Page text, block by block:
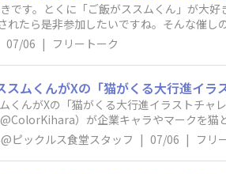
です。とくに「ご飯がススムくん」が大
たら是非参加したいですね。そんな催し
07/06 | フリートーク
くんがXの「猫がくる大行進イラストチ
）が企業キャラやマークを
はどこにいるかな～🔎皆さんおなじみの
だけます！（PC、スマホ用2種類あります）
ピックルス食堂スタッフ | 07/06 | フリ